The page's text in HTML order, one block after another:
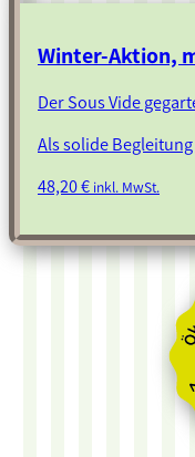
Winter-Aktion,
Der Sous Vide
Als solide
48,20€ inkl. MwSt.